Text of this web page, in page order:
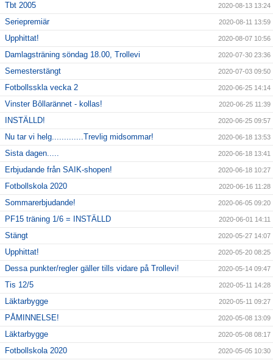
Tbt 2005 2020-08-13 13:24
Seriepremiär 2020-08-11 13:59
Upphittat! 2020-08-07 10:56
Damlagsträning söndag 18.00, Trollevi 2020-07-30 23:36
Semesterstängt 2020-07-03 09:50
Fotbollsskla vecka 2 2020-06-25 14:14
Vinster Bôllarännet - kollas! 2020-06-25 11:39
INSTÄLLD! 2020-06-25 09:57
Nu tar vi helg.............Trevlig midsommar! 2020-06-18 13:53
Sista dagen..... 2020-06-18 13:41
Erbjudande från SAIK-shopen! 2020-06-18 10:27
Fotbollskola 2020 2020-06-16 11:28
Sommarerbjudande! 2020-06-05 09:20
PF15 träning 1/6 = INSTÄLLD 2020-06-01 14:11
Stängt 2020-05-27 14:07
Upphittat! 2020-05-20 08:25
Dessa punkter/regler gäller tills vidare på Trollevi! 2020-05-14 09:47
Tis 12/5 2020-05-11 14:28
Läktarbygge 2020-05-11 09:27
PÅMINNELSE! 2020-05-08 13:09
Läktarbygge 2020-05-08 08:17
Fotbollskola 2020 2020-05-05 10:30